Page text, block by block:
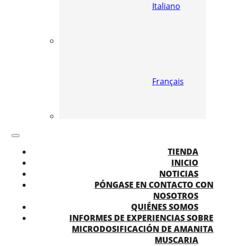
Italiano
Français
TIENDA
INICIO
NOTICIAS
PÓNGASE EN CONTACTO CON
NOSOTROS
QUIÉNES SOMOS
INFORMES DE EXPERIENCIAS SOBRE
MICRODOSIFICACIÓN DE AMANITA
MUSCARIA